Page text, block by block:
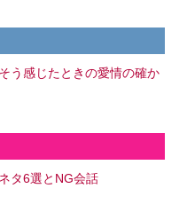
う感じたときの愛情の確か
タ6選とNG会話